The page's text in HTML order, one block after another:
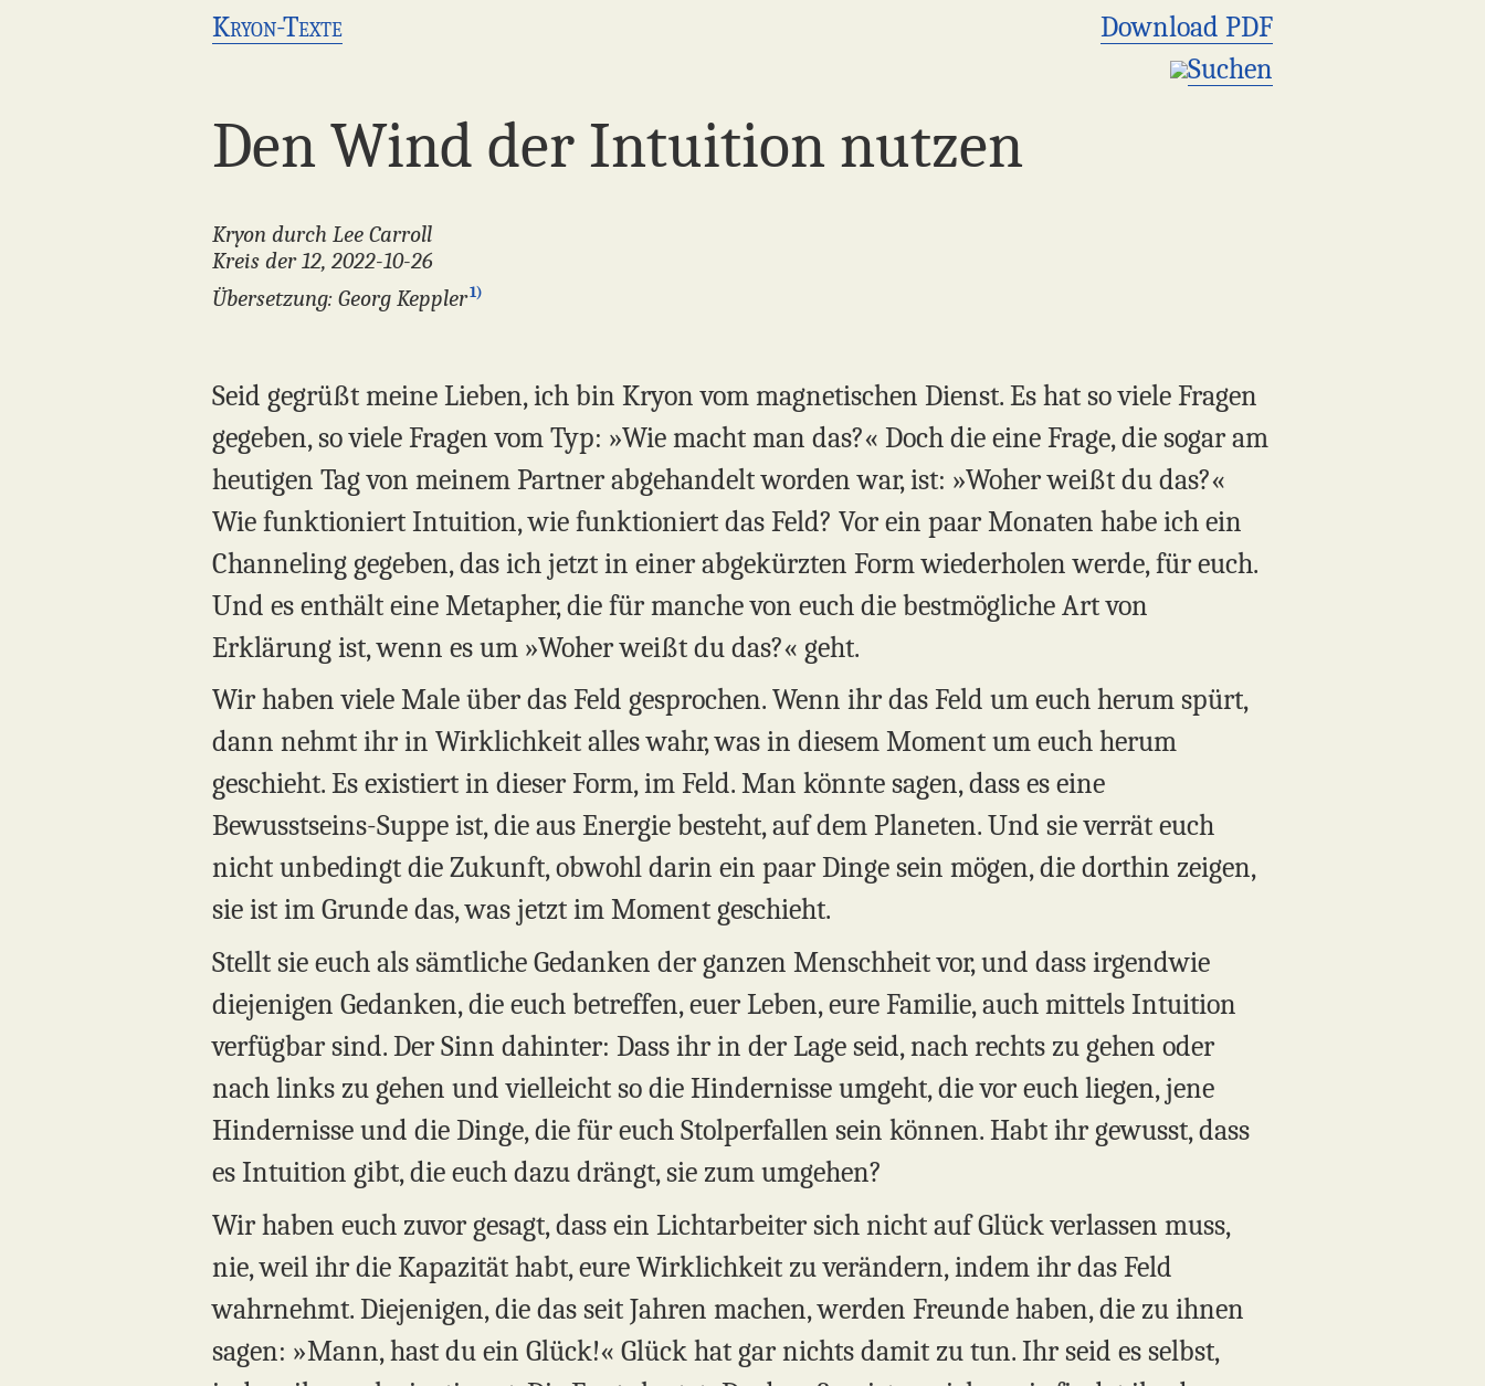
Kryon-Texte
Download PDF
Suchen
Den Wind der Intuition nutzen
Kryon durch Lee Carroll
Kreis der 12, 2022-10-26
Übersetzung: Georg Keppler1)
Seid gegrüßt meine Lieben, ich bin Kryon vom magnetischen Dienst. Es hat so viele Fragen
gegeben, so viele Fragen vom Typ: »Wie macht man das?« Doch die eine Frage, die sogar am
heutigen Tag von meinem Partner abgehandelt worden war, ist: »Woher weißt du das?«
Wie funktioniert Intuition, wie funktioniert das Feld? Vor ein paar Monaten habe ich ein
Channeling gegeben, das ich jetzt in einer abgekürzten Form wiederholen werde, für euch.
Und es enthält eine Metapher, die für manche von euch die bestmögliche Art von
Erklärung ist, wenn es um »Woher weißt du das?« geht.
Wir haben viele Male über das Feld gesprochen. Wenn ihr das Feld um euch herum spürt,
dann nehmt ihr in Wirklichkeit alles wahr, was in diesem Moment um euch herum
geschieht. Es existiert in dieser Form, im Feld. Man könnte sagen, dass es eine
Bewusstseins-Suppe ist, die aus Energie besteht, auf dem Planeten. Und sie verrät euch
nicht unbedingt die Zukunft, obwohl darin ein paar Dinge sein mögen, die dorthin zeigen,
sie ist im Grunde das, was jetzt im Moment geschieht.
Stellt sie euch als sämtliche Gedanken der ganzen Menschheit vor, und dass irgendwie
diejenigen Gedanken, die euch betreffen, euer Leben, eure Familie, auch mittels Intuition
verfügbar sind. Der Sinn dahinter: Dass ihr in der Lage seid, nach rechts zu gehen oder
nach links zu gehen und vielleicht so die Hindernisse umgeht, die vor euch liegen, jene
Hindernisse und die Dinge, die für euch Stolperfallen sein können. Habt ihr gewusst, dass
es Intuition gibt, die euch dazu drängt, sie zum umgehen?
Wir haben euch zuvor gesagt, dass ein Lichtarbeiter sich nicht auf Glück verlassen muss,
nie, weil ihr die Kapazität habt, eure Wirklichkeit zu verändern, indem ihr das Feld
wahrnehmt. Diejenigen, die das seit Jahren machen, werden Freunde haben, die zu ihnen
sagen: »Mann, hast du ein Glück!« Glück hat gar nichts damit zu tun. Ihr seid es selbst,